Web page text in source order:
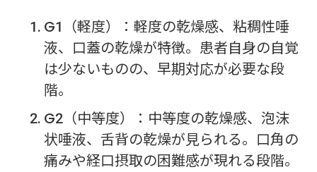
G1（軽度）：軽度の乾燥感、粘稠性唾
液、口蓋の乾燥が特徴。患者自身の自覚
は少ないものの、早期対応が必要な段
階。
G2（中等度）：中等度の乾燥感、泡沫
状唾液、舌背の乾燥が見られる。口角の
痛みや経口摂取の困難感が現れる段階。